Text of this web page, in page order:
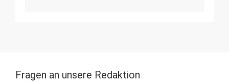
Fragen an unsere Redaktion